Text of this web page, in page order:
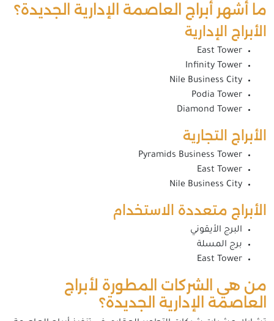
ما أشهر أبراج العاصمة الإدارية الجديدة؟
الأبراج الإدارية
East Tower
Infinity Tower
Nile Business City
Podia Tower
Diamond Tower
الأبراج التجارية
Pyramids Business Tower
East Tower
Nile Business City
الأبراج متعددة الاستخدام
البرج الأيقوني
برج المسلة
East Tower
من هي الشركات المطورة لأبراج
العاصمة الإدارية الجديدة؟